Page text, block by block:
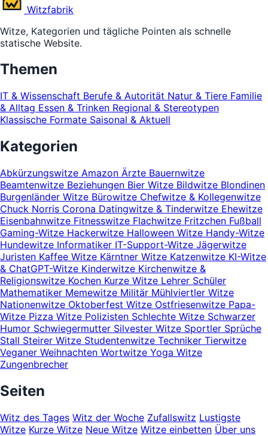
Witzfabrik
Witze, Kategorien und tägliche Pointen als schnelle
statische Website.
Themen
IT & Wissenschaft Berufe & Autorität Natur & Tiere Familie
& Alltag Essen & Trinken Regional & Stereotypen
Klassische Formate Saisonal & Aktuell
Kategorien
Abkürzungswitze Amazon Ärzte Bauernwitze
Beamtenwitze Beziehungen Bier Witze Bildwitze Blondinen
Burgenländer Witze Bürowitze Chefwitze & Kollegenwitze
Chuck Norris Corona Datingwitze & Tinderwitze Ehewitze
Eisenbahnwitze Fitnesswitze Flachwitze Fritzchen Fußball
Gaming-Witze Hackerwitze Halloween Witze Handy-Witze
Hundewitze Informatiker IT-Support-Witze Jägerwitze
Juristen Kaffee Witze Kärntner Witze Katzenwitze KI-Witze
& ChatGPT-Witze Kinderwitze Kirchenwitze &
Religionswitze Kochen Kurze Witze Lehrer Schüler
Mathematiker Memewitze Militär Mühlviertler Witze
Nationenwitze Oktoberfest Witze Ostfriesenwitze Papa-
Witze Pizza Witze Polizisten Schlechte Witze Schwarzer
Humor Schwiegermutter Silvester Witze Sportler Sprüche
Stall Steirer Witze Studentenwitze Techniker Tierwitze
Veganer Weihnachten Wortwitze Yoga Witze
Zungenbrecher
Seiten
Witz des Tages Witz der Woche Zufallswitz Lustigste
Witze Kurze Witze Neue Witze Witze einbetten Über uns